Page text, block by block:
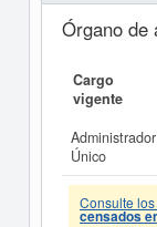
Órgano de
Cargo
vigente
Administrador
Único
Consulte los
censados